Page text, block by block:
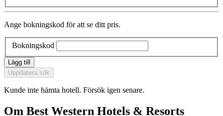
Ange bokningskod för att se ditt pris.
Bokningskod
Lägg till
Uppdatera sök
Kunde inte hämta hotell. Försök igen senare.
Om Best Western Hotels & Resorts